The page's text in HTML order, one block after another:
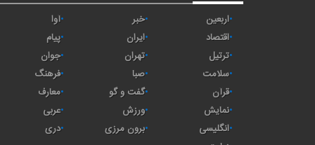
اربعین خبر
آوا
اقتصاد
ايران
پیام
ترتیل
تهران
جوان
سلامت
صبا
فرهنگ
قرآن
گفت و گو
معارف
نمایش
ورزش
عربی
انگلیسی
برون مرزی
دری